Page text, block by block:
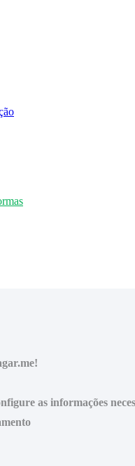
as informações